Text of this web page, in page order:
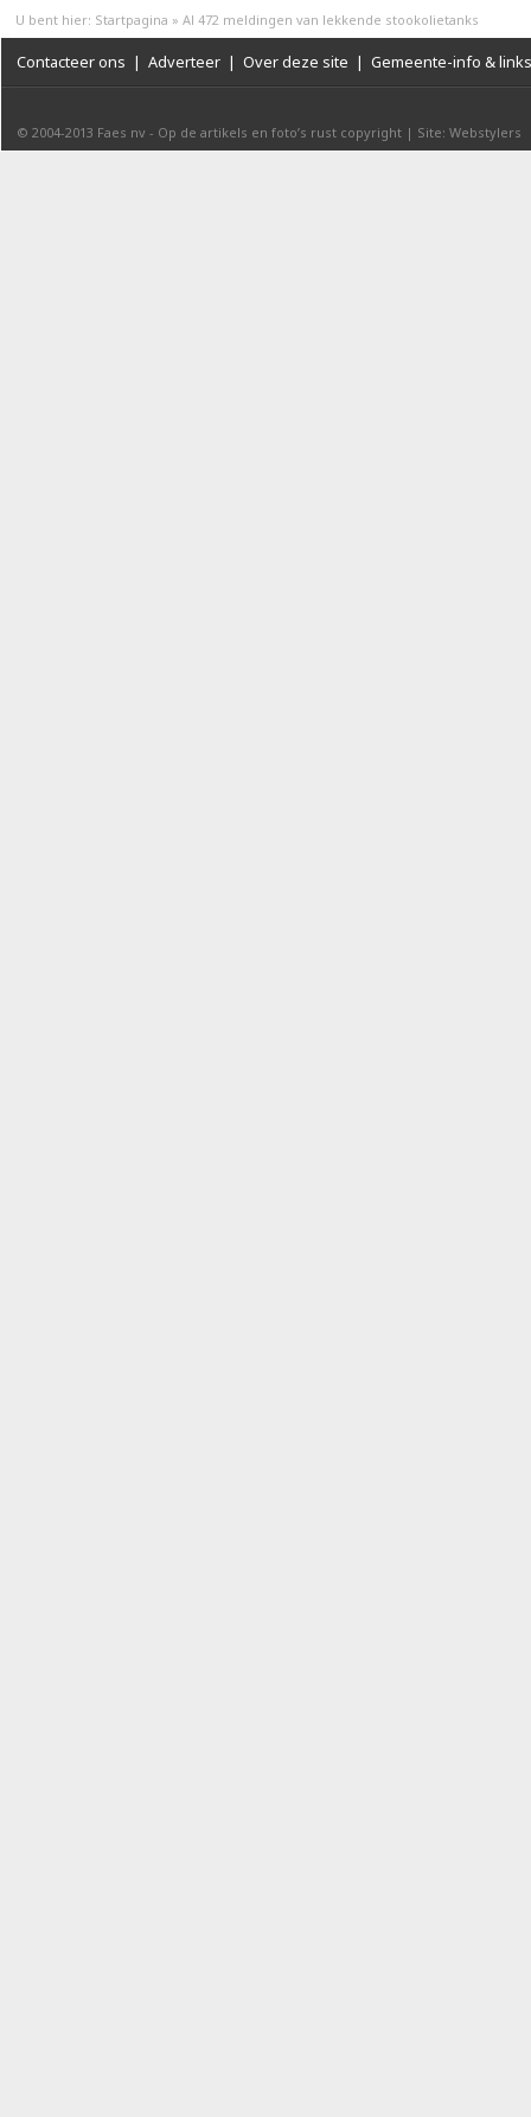
U bent hier: Startpagina » Al 472 meldingen van lekkende stookolietanks
Contacteer ons | Adverteer | Over deze site | Gemeente-info & links
© 2004-2013 Faes nv - Op de artikels en foto’s rust copyright | Site: Webstylers